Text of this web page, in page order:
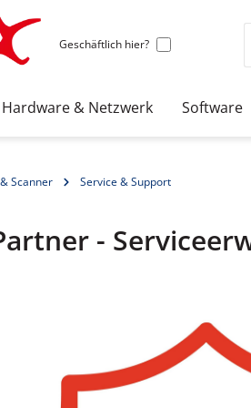
Geschäftlich hier?
Hardware & Netzwerk Software
Scanner Service & Support
-